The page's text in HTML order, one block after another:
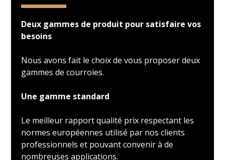
Deux gammes de produit pour satisfaire vos
besoins
Nous avons fait le choix de vous proposer deux
gammes de courroies.
Une gamme standard
Le meilleur rapport qualité prix respectant les
normes européennes utilisé par nos clients
professionnels et pouvant convenir à de
nombreuses applications.